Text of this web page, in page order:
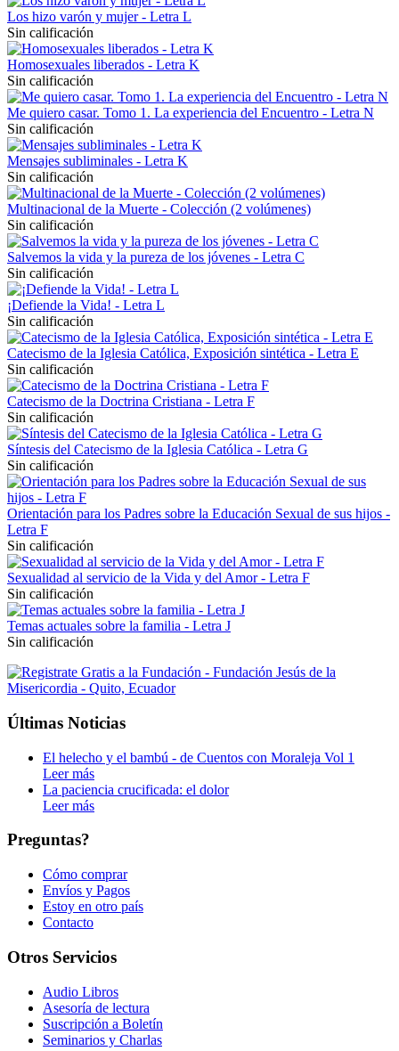
Los hizo varón y mujer - Letra L
Sin calificación
Homosexuales liberados - Letra K
Sin calificación
Me quiero casar. Tomo 1. La experiencia del Encuentro - Letra N
Sin calificación
Mensajes subliminales - Letra K
Sin calificación
Multinacional de la Muerte - Colección (2 volúmenes)
Sin calificación
Salvemos la vida y la pureza de los jóvenes - Letra C
Sin calificación
¡Defiende la Vida! - Letra L
Sin calificación
Catecismo de la Iglesia Católica, Exposición sintética - Letra E
Sin calificación
Catecismo de la Doctrina Cristiana - Letra F
Sin calificación
Síntesis del Catecismo de la Iglesia Católica - Letra G
Sin calificación
Orientación para los Padres sobre la Educación Sexual de sus hijos -
Letra F
Sin calificación
Sexualidad al servicio de la Vida y del Amor - Letra F
Sin calificación
Temas actuales sobre la familia - Letra J
Sin calificación
Últimas Noticias
El helecho y el bambú - de Cuentos con Moraleja Vol 1
Leer más
La paciencia crucificada: el dolor
Leer más
Preguntas?
Cómo comprar
Envíos y Pagos
Estoy en otro país
Contacto
Otros Servicios
Audio Libros
Asesoría de lectura
Suscripción a Boletín
Seminarios y Charlas